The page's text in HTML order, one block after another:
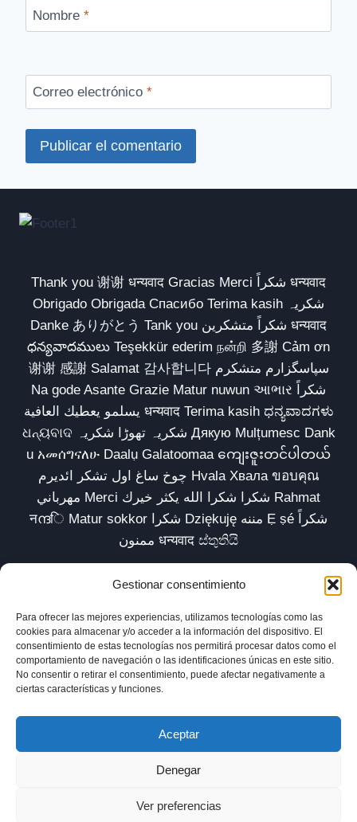
Gestionar consentimiento
Para ofrecer las mejores experiencias, utilizamos tecnologías como las
cookies para almacenar y/o acceder a la información del dispositivo. El
consentimiento de estas tecnologías nos permitirá procesar datos como el
comportamiento de navegación o las identificaciones únicas en este sitio.
No consentir o retirar el consentimiento, puede afectar negativamente a
ciertas características y funciones.
Aceptar
Denegar
Ver preferencias
Nombre *
Correo electrónico *
Thank you 谢谢 धन्यवाद Gracias Merci شكراً धन्यवाद
Obrigado Obrigada Спасибо Terima kasih شکریہ
Danke ありがとう Tank you شكراً متشكرين धन्यवाद
ధన్యవాదములు Teşekkür ederim நன்றி 多謝 Cảm ơn
谢谢 感謝 Salamat 감사합니다 سپاسگزارم متشکرم
Na gode Asante Grazie Matur nuwun આભાર شكراً
يسلمو يعطيك العافية धन्यवाद Terima kasih ಧನ್ಯವಾದಗಳು
ଧନ୍ୟବାଦ شکریہ تھوڑا شکریہ Дякую Mulțumesc Dank
u አመሰግናለሁ Daalụ Galatoomaa ကျေးဇူးတင်ပါတယ်
چوخ ساغ اول تشکر ائدیرم Hvala Хвала ขอบคุณ
مهرباني Merci شكرا شكرا الله يكثر خيرك Rahmat
नന്ദि Matur sokkor شكرا Dziękuję مننه Ẹ ṣé شكراً
ممنون धन्यवाद ස්තුතියි
Inicio Biblioteca Parábolas TV
Comunidad
Esencia
Blog
Política de privacidad
Aviso legal
Política de cookies (UE)
© 2025 xavilardell_parabolas.net